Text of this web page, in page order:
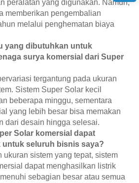
peralatan yang digunakan. Namun,
memberikan pengembalian
melalui penghematan biaya
yang dibutuhkan untuk
surya komersial dari Super
tergantung pada ukuran
Sistem Super Solar kecil
beberapa minggu, sementara
yang lebih besar bisa memakan
dari desain hingga selesai.
Solar komersial dapat
seluruh bisnis saya?
ukuran sistem yang tepat, sistem
dapat menghasilkan listrik
sebagian besar atau semua